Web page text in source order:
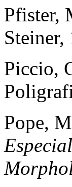
Pfister,
Steiner,
Piccio,
Pope,